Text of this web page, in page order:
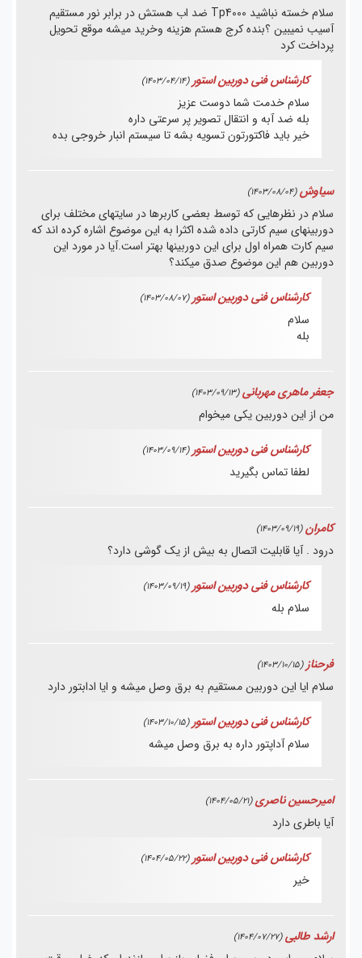
سلام خسته نباشید Tp4000 ضد اب هستش در برابر نور مستقیم
آسیب نمیبین ؟بنده کرج هستم هزینه وخرید میشه موقع تحویل
پرداخت کرد
کارشناس فنی دوربین استور (1403/04/14)
سلام خدمت شما دوست عزیز
بله ضد آبه و انتقال تصویر پر سرعتی داره
خیر باید فاکتورتون تسویه بشه تا سیستم انبار خروجی بده
سیاوش (1403/08/04)
سلام در نظرهایی که توسط بعضی کاربرها در سایتهای مختلف برای
دوربینهای سیم کارتی داده شده اکثرا به این موضوع اشاره کرده اند که
سیم کارت همراه اول برای این دوربینها بهتر است.آیا در مورد این
دوربین هم این موضوع صدق میکند؟
کارشناس فنی دوربین استور (1403/08/07)
سلام
بله
جعفر ماهری مهربانی (1403/09/13)
من از این دوربین یکی میخوام
کارشناس فنی دوربین استور (1403/09/14)
لطفا تماس بگیرید
کامران (1403/09/19)
درود . آیا قابلیت اتصال به بیش از یک گوشی دارد؟
کارشناس فنی دوربین استور (1403/09/19)
سلام بله
فرحناز (1403/10/15)
سلام ایا این دوربین مستقیم به برق وصل میشه و ایا ادابتور دارد
کارشناس فنی دوربین استور (1403/10/15)
سلام آداپتور داره به برق وصل میشه
امیرحسین ناصری (1404/05/21)
آیا باطری دارد
کارشناس فنی دوربین استور (1404/05/22)
خیر
ارشد طالبی (1404/07/27)